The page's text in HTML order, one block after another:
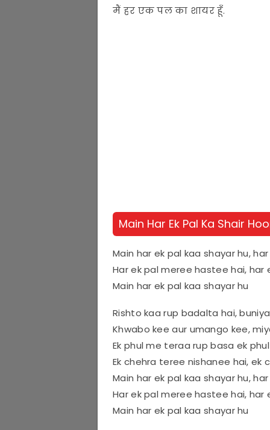
मैं हर एक पल का शायर हूँ.
Main Har Ek Pal Ka Shair
Main har ek pal kaa shayar hu,
Har ek pal meree hastee hai, har
Main har ek pal kaa shayar hu
Rishto kaa rup badalta hai,
Khwabo kee aur umango kee,
Ek phul me teraa rup basa ek
Ek chehra teree nishanee hai, ek
Main har ek pal kaa shayar hu,
Har ek pal meree hastee hai, har
Main har ek pal kaa shayar hu